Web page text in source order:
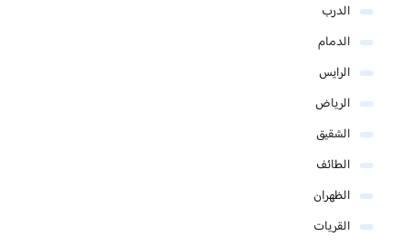
الدرب
الدمام
الرايس
الرياض
الشقيق
الطائف
الظهران
القريات